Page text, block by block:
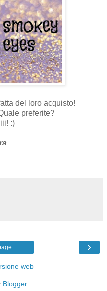
del loro acquisto!
preferite?
:)
›
web
Blogger.